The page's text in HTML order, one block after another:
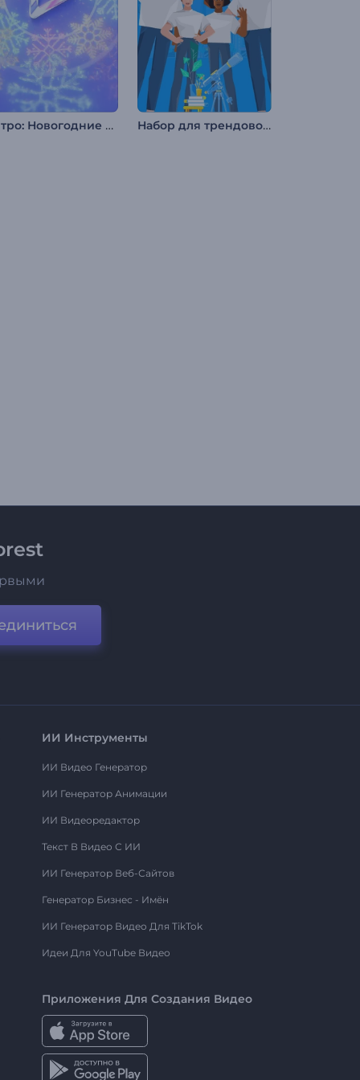
Интро: Новогодние снежинки Набор для трендового объясняющего ролика
ИИ Инструменты
ИИ Видео Генератор
ИИ Генератор Анимации
ИИ Видеоредактор
Текст В Видео С ИИ
ИИ Генератор Веб-Сайтов
Генератор Бизнес - Имён
ИИ Генератор Видео Для TikTok
Идеи Для YouTube Видео
Приложения Для Создания Видео